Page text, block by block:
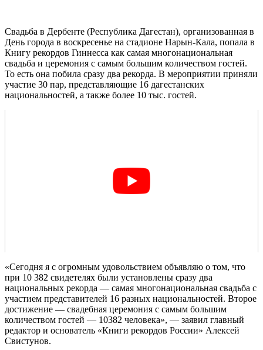
Свадьба в Дербенте (Республика Дагестан), организованная в
День города в воскресенье на стадионе Нарын-Кала, попала в
Книгу рекордов Гиннесса как самая многонациональная
свадьба и церемония с самым большим количеством гостей.
То есть она побила сразу два рекорда. В мероприятии приняли
участие 30 пар, представляющие 16 дагестанских
национальностей, а также более 10 тыс. гостей.
«Сегодня я с огромным удовольствием объявляю о том, что
при 10 382 свидетелях были установлены сразу два
национальных рекорда — самая многонациональная свадьба с
участием представителей 16 разных национальностей. Второе
достижение — свадебная церемония с самым большим
количеством гостей — 10382 человека», — заявил главный
редактор и основатель «Книги рекордов России» Алексей
Свистунов.